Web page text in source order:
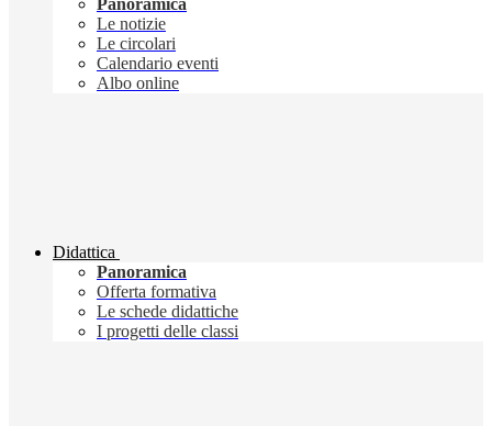
Panoramica
Le notizie
Le circolari
Calendario eventi
Albo online
Didattica
Panoramica
Offerta formativa
Le schede didattiche
I progetti delle classi